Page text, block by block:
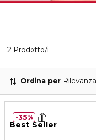
2 Prodotto/i
Ordina per Rilevanza
Best Seller
35%